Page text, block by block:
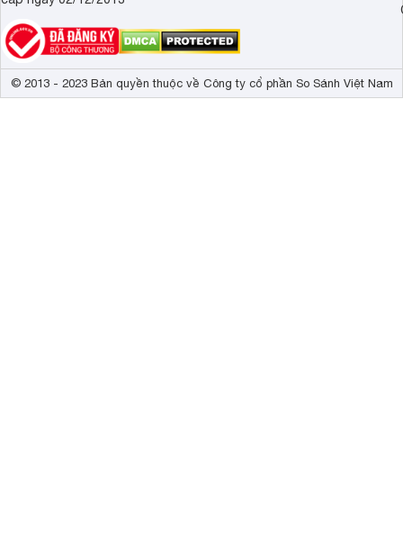
© 2013 - 2023 Bản quyền thuộc về Công ty cổ phần So Sánh Việt Nam